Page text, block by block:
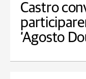
Castro
‘Agosto